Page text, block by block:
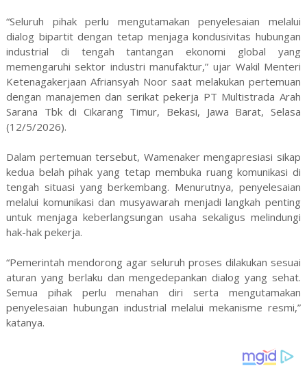
“Seluruh pihak perlu mengutamakan penyelesaian melalui
dialog bipartit dengan tetap menjaga kondusivitas hubungan
industrial di tengah tantangan ekonomi global yang
memengaruhi sektor industri manufaktur,” ujar Wakil Menteri
Ketenagakerjaan Afriansyah Noor saat melakukan pertemuan
dengan manajemen dan serikat pekerja PT Multistrada Arah
Sarana Tbk di Cikarang Timur, Bekasi, Jawa Barat, Selasa
(12/5/2026).
Dalam pertemuan tersebut, Wamenaker mengapresiasi sikap
kedua belah pihak yang tetap membuka ruang komunikasi di
tengah situasi yang berkembang. Menurutnya, penyelesaian
melalui komunikasi dan musyawarah menjadi langkah penting
untuk menjaga keberlangsungan usaha sekaligus melindungi
hak-hak pekerja.
“Pemerintah mendorong agar seluruh proses dilakukan sesuai
aturan yang berlaku dan mengedepankan dialog yang sehat.
Semua pihak perlu menahan diri serta mengutamakan
penyelesaian hubungan industrial melalui mekanisme resmi,”
katanya.